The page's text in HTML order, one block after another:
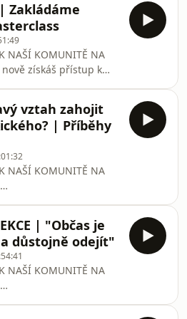
retreat🥐 You
with us!
?
do košíčku přihodit kód
už není Bravo, musí si
parády Patálie. Aneb
tak, jak to máme
| Zakládáme
NAŠÍ KOMUNITĚ NA
nově získáš přístup k
Dating)-
patalie❤️‍🔥 MÁME
tam veškeré info
nás
🥐 You
with us!
?
vztah zahojit
| Příběhy
NAŠÍ KOMUNITĚ NA
Objev svou Patálii:-
cs/objev-svou-
MÁME WEBOVKY!! –
info o eventech,
🥐 You
with us!
| "Občas je
důstojně odejít"
NAŠÍ KOMUNITĚ NA